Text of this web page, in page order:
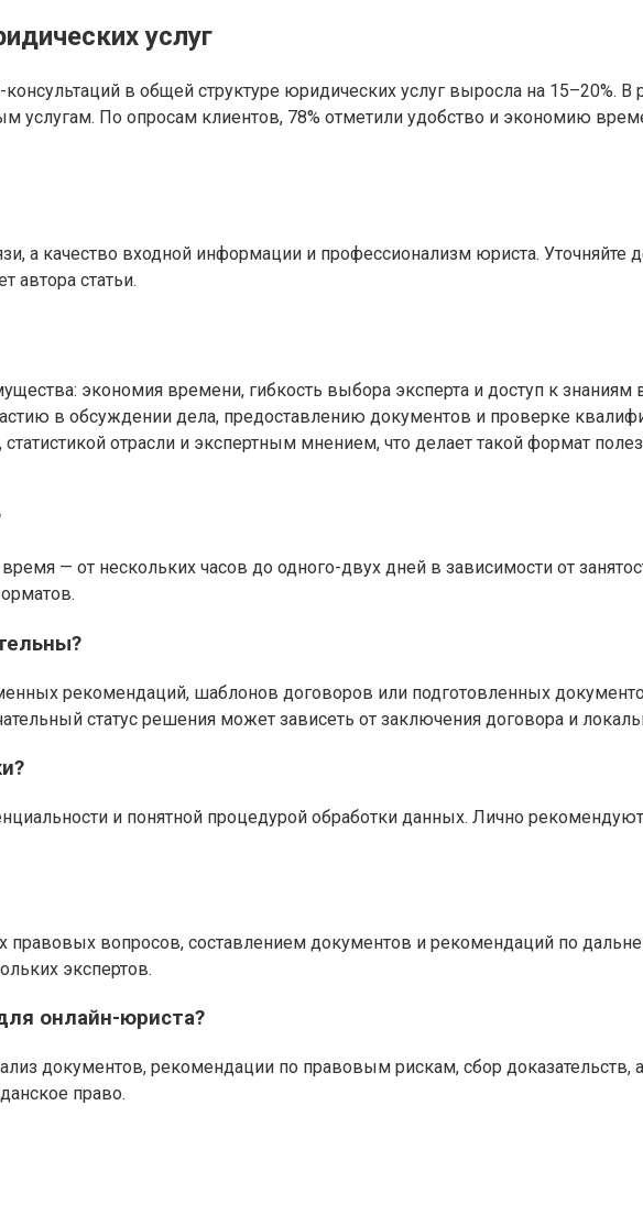
услуг
в общей структуре юридических услуг выросла на 15–20%. В
услугам. По опросам клиентов, 78% отметили удобство и экономию
а качество входной информации и профессионализм юриста. Уточняйте
автора статьи.
экономия времени, гибкость выбора эксперта и доступ к знаниям
в обсуждении дела, предоставлению документов и проверке
отрасли и экспертным мнением, что делает такой формат
— от нескольких часов до одного-двух дней в зависимости от
рекомендаций, шаблонов договоров или подготовленных
статус решения может зависеть от заключения договора и
и понятной процедурой обработки данных. Лично
правовых вопросов, составлением документов и рекомендаций по
экспертов.
онлайн-юриста?
документов, рекомендации по правовым рискам, сбор доказательств,
право.